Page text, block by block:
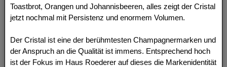
Toastbrot, Orangen und Johannisbeeren, alles zeigt der Cristal
jetzt nochmal mit Persistenz und enormem Volumen.
Der Cristal ist eine der berühmtesten Champagnermarken und
der Anspruch an die Qualität ist immens. Entsprechend hoch
ist der Fokus im Haus Roederer auf dieses die Markenidentität